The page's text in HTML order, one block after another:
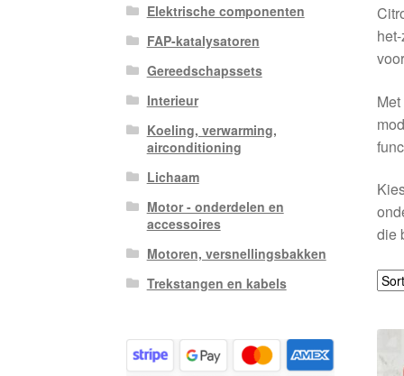
die
Elektrische componenten
FAP-katalysatoren
Gereedschapssets
Interieur
Koeling, verwarming,
airconditioning
Lichaam
Motor - onderdelen en
accessoires
Motoren, versnellingsbakken
Trekstangen en kabels